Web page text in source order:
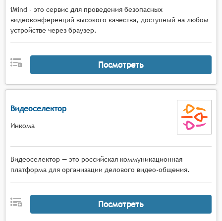
iMind - это сервис для проведения безопасных
видеоконференций высокого качества, доступный на любом
устройстве через браузер.
Посмотреть
Видеоселектор
Инкома
Видеоселектор — это российская коммуникационная
платформа для организации делового видео-общения.
Посмотреть